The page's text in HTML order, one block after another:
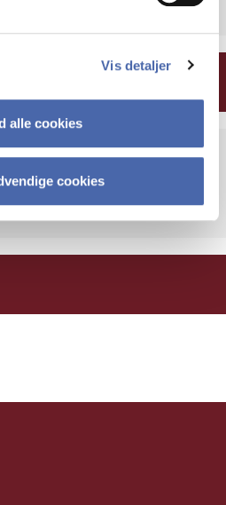
Vis detaljer
alle cookies
cookies